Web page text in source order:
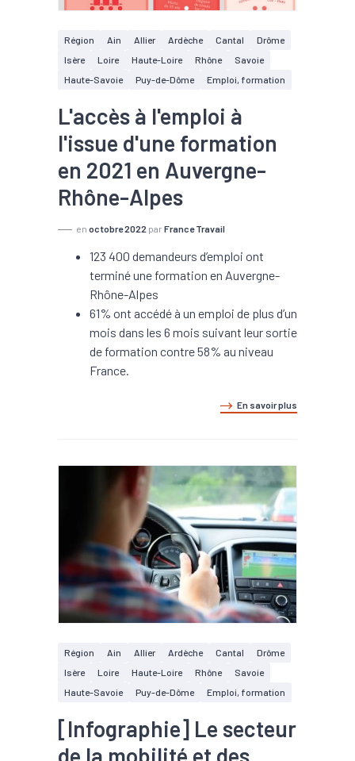
Région Ain Allier Ardèche Cantal
Drôme
Isère
Loire Haute-Loire Rhône
Savoie
Haute-Savoie
Puy-de-Dôme Emploi, formation
L'accès à l'emploi à
l'issue d'une formation
en 2021 en Auvergne-
Rhône-Alpes
en octobre 2022 par France Travail
123 400 demandeurs d’emploi ont
terminé une formation en Auvergne-
Rhône-Alpes
61% ont accédé à un emploi de plus d’un
mois dans les 6 mois suivant leur sortie
de formation contre 58% au niveau
France.
En savoir plus
Région Ain Allier Ardèche Cantal
Drôme
Isère
Loire Haute-Loire Rhône
Savoie
Haute-Savoie
Puy-de-Dôme Emploi, formation
[Infographie] Le secteur
de la mobilité et des